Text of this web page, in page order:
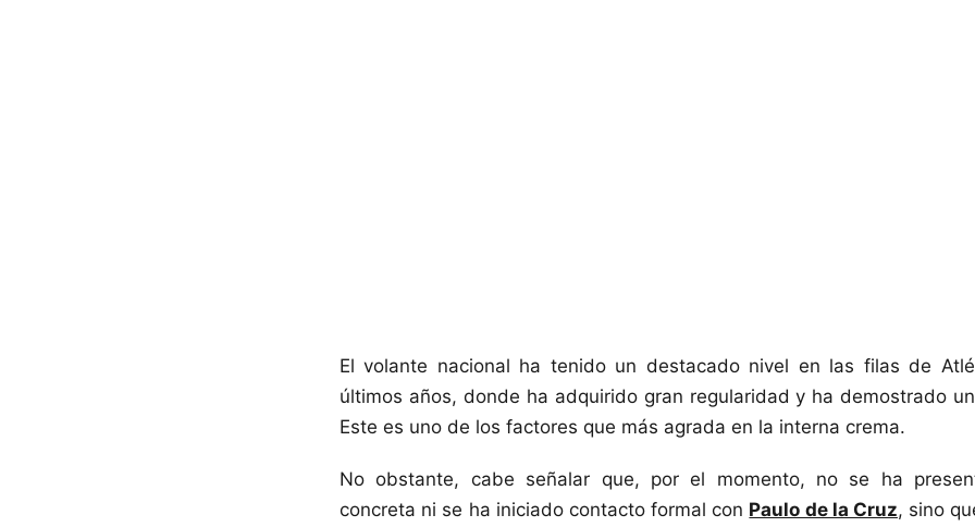
El volante nacional ha tenido un destacado nivel en las filas de
últimos años, donde ha adquirido gran regularidad y ha demostrado
Este es uno de los factores que más agrada en la interna crema.
No obstante, cabe señalar que, por el momento, no se ha
concreta ni se ha iniciado contacto formal con Paulo de la Cruz, sino